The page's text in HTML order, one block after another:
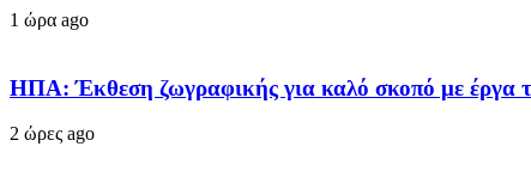
1 ώρα ago
ΗΠΑ: Έκθεση ζωγραφικής για καλό σκοπό με έργα
2 ώρες ago